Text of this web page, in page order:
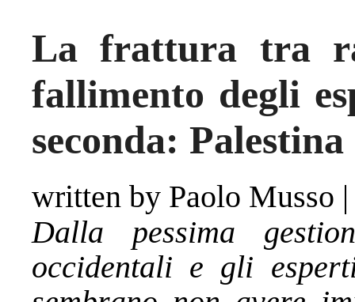
La frattura tra
fallimento degli
seconda: Palestina
written by Paolo Musso
Dalla pessima
occidentali e gli